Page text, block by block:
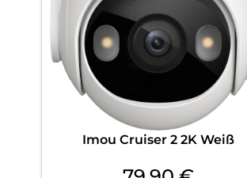
Imou Cruiser 2 2K Weiß